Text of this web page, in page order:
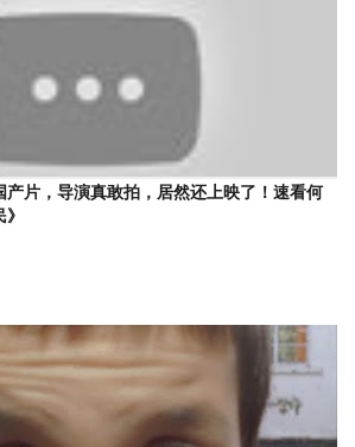
产片，导演真敢拍，居然还上映了！速看何